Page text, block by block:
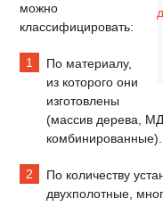
можно
классифицировать:
По материалу,
из которого они
изготовлены
(массив дерева,
комбинированные).
По количеству
двухполотные,